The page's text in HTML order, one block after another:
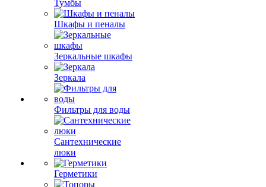
Тумбы
Шкафы и пеналы
Зеркальные шкафы
Зеркала
Фильтры для воды
Сантехнические
люки
Герметики